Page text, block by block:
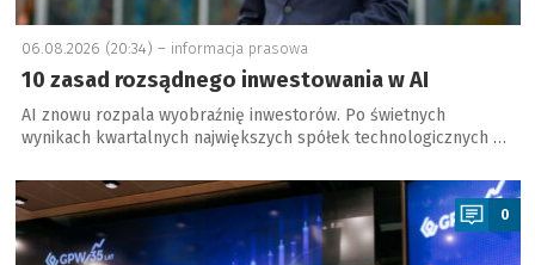
06.08.2026 (20:34) – informacja prasowa
10 zasad rozsądnego inwestowania w AI
AI znowu rozpala wyobraźnię inwestorów. Po świetnych
wynikach kwartalnych największych spółek technologicznych …
a
0